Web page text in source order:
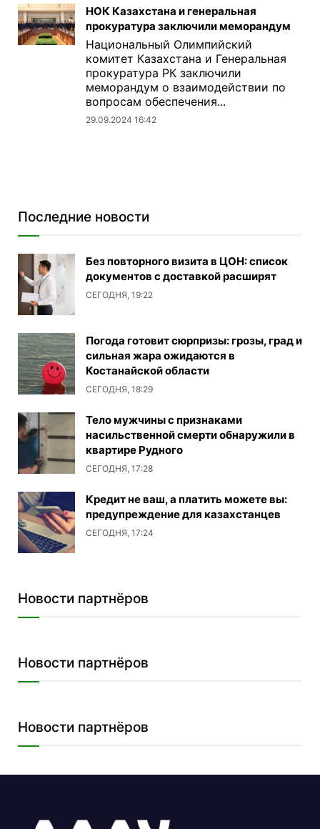
НОК Казахстана и генеральная
прокуратура заключили меморандум
Национальный Олимпийский
комитет Казахстана и Генеральная
прокуратура РК заключили
меморандум о взаимодействии по
вопросам обеспечения...
29.09.2024 16:42
Последние новости
Без повторного визита в ЦОН: список
документов с доставкой расширят
СЕГОДНЯ, 19:22
Погода готовит сюрпризы: грозы, град и
сильная жара ожидаются в
Костанайской области
СЕГОДНЯ, 18:29
Тело мужчины с признаками
насильственной смерти обнаружили в
квартире Рудного
СЕГОДНЯ, 17:28
Кредит не ваш, а платить можете вы:
предупреждение для казахстанцев
СЕГОДНЯ, 17:24
Новости партнёров
Новости партнёров
Новости партнёров